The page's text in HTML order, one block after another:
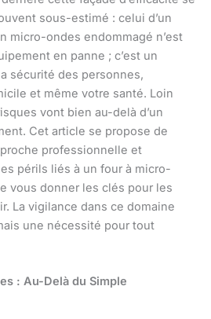
sous-estimé : celui d’un
micro-ondes endommagé n’est
en panne ; c’est un
sécurité des personnes,
et même votre santé. Loin
vont bien au-delà d’un
Cet article se propose de
professionnelle et
périls liés à un four à micro-
vous donner les clés pour les
La vigilance dans ce domaine
une nécessité pour tout
: Au-Delà du Simple